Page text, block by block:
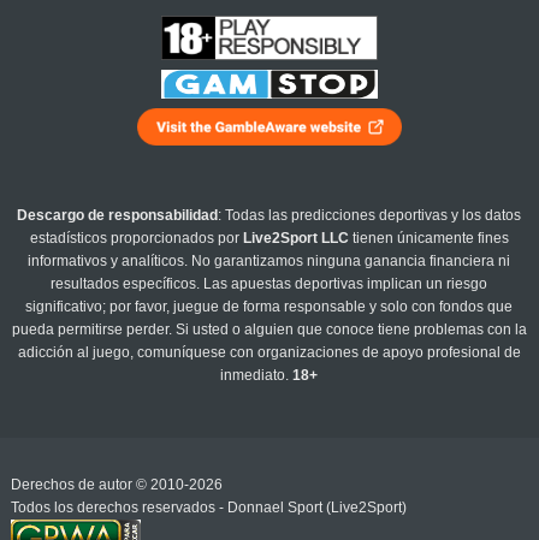
Descargo de responsabilidad : Todas las predicciones deportivas y los datos
estadísticos proporcionados por Live2Sport LLC tienen únicamente fines
informativos y analíticos. No garantizamos ninguna ganancia financiera ni
resultados específicos. Las apuestas deportivas implican un riesgo
significativo; por favor, juegue de forma responsable y solo con fondos que
pueda permitirse perder. Si usted o alguien que conoce tiene problemas con la
adicción al juego, comuníquese con organizaciones de apoyo profesional de
inmediato.18+
Derechos de autor © 2010-2026
Todos los derechos reservados - Donnael Sport (Live2Sport)